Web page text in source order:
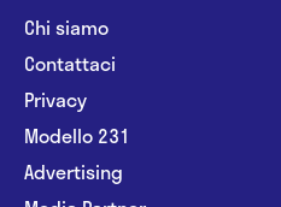
Chi siamo
Contattaci
Privacy
Modello 231
Advertising